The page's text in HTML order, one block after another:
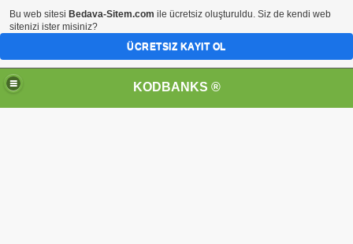
KODBANKS ®
Bu web sitesi Bedava-Sitem.com ile ücretsiz oluşturuldu. Siz de kendi web
sitenizi ister misiniz?
ÜCRETSIZ KAYIT OL